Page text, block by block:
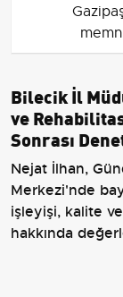
Bilecik İl
ve
Sonrası
Nejat İlhan,
Merkezi'nde
işleyişi, kalite
hakkında